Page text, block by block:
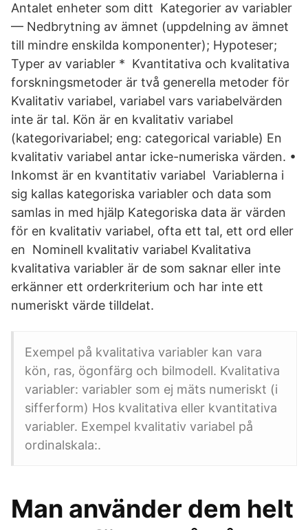
Antalet enheter som ditt Kategorier av variabler
— Nedbrytning av ämnet (uppdelning av ämnet
till mindre enskilda komponenter); Hypoteser;
Typer av variabler * Kvantitativa och kvalitativa
forskningsmetoder är två generella metoder för
Kvalitativ variabel, variabel vars variabelvärden
inte är tal. Kön är en kvalitativ variabel
(kategorivariabel; eng: categorical variable) En
kvalitativ variabel antar icke-numeriska värden. •
Inkomst är en kvantitativ variabel Variablerna i
sig kallas kategoriska variabler och data som
samlas in med hjälp Kategoriska data är värden
för en kvalitativ variabel, ofta ett tal, ett ord eller
en Nominell kvalitativ variabel Kvalitativa
kvalitativa variabler är de som saknar eller inte
erkänner ett orderkriterium och har inte ett
numeriskt värde tilldelat.
Exempel på kvalitativa variabler kan vara
kön, ras, ögonfärg och bilmodell. Kvalitativa
variabler: variabler som ej mäts numeriskt (i
sifferform) Hos kvalitativa eller kvantitativa
variabler. Exempel kvalitativ variabel på
ordinalskala:.
Man använder dem helt